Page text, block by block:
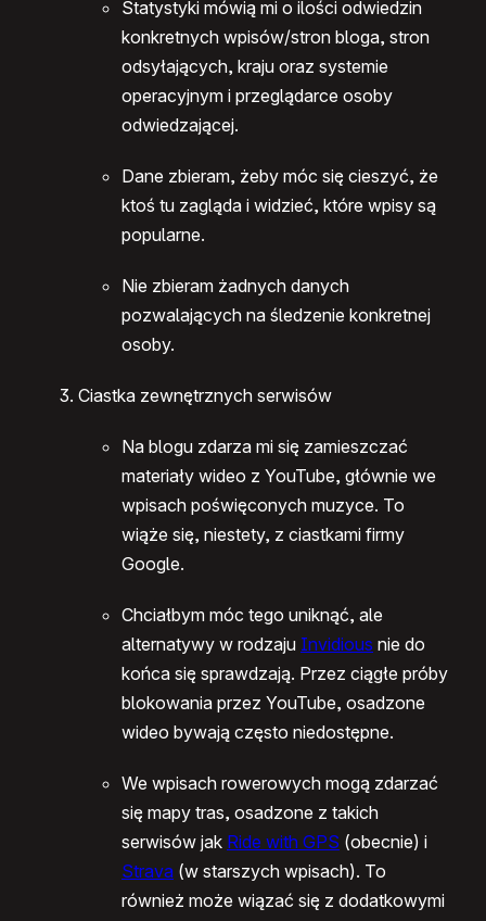
Statystyki mówią mi o ilości odwiedzin
konkretnych wpisów/stron bloga, stron
odsyłających, kraju oraz systemie
operacyjnym i przeglądarce osoby
odwiedzającej.
Dane zbieram, żeby móc się cieszyć, że
ktoś tu zagląda i widzieć, które wpisy są
popularne.
Nie zbieram żadnych danych
pozwalających na śledzenie konkretnej
osoby.
Ciastka zewnętrznych serwisów
Na blogu zdarza mi się zamieszczać
materiały wideo z YouTube, głównie we
wpisach poświęconych muzyce. To
wiąże się, niestety, z ciastkami firmy
Google.
Chciałbym móc tego uniknąć, ale
alternatywy w rodzaju Invidious nie do
końca się sprawdzają. Przez ciągłe próby
blokowania przez YouTube, osadzone
wideo bywają często niedostępne.
We wpisach rowerowych mogą zdarzać
się mapy tras, osadzone z takich
serwisów jak Ride with GPS (obecnie) i
Strava (w starszych wpisach). To
również może wiązać się z dodatkowymi